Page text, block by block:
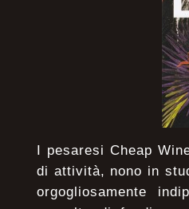
I pesaresi Cheap
di attività, nono in
orgogliosamente